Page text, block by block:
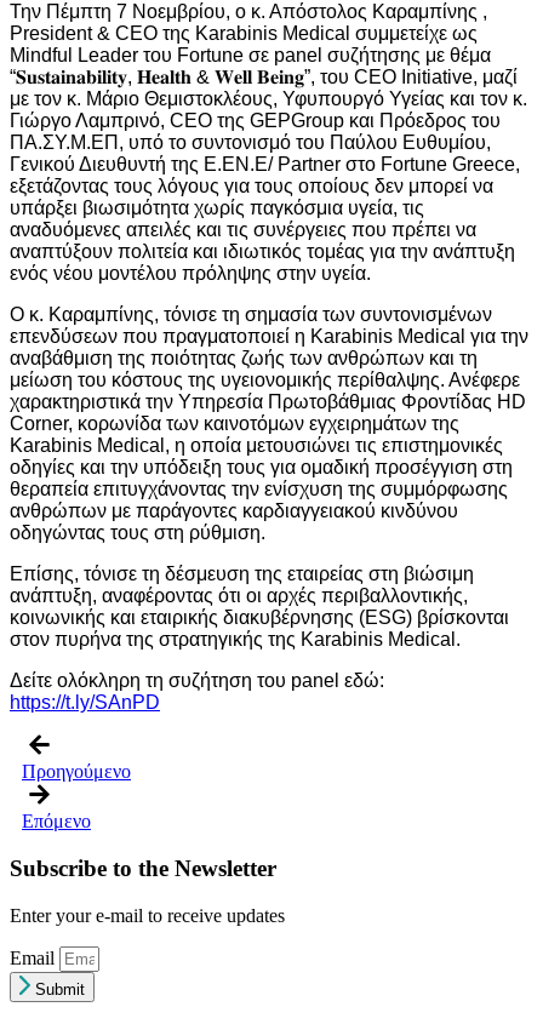
Την Πέμπτη 7 Νοεμβρίου, ο κ. Απόστολος Καραμπίνης ,
President & CEO της Karabinis Medical συμμετείχε ως
Mindful Leader του Fortune σε panel συζήτησης με θέμα
“𝐒𝐮𝐬𝐭𝐚𝐢𝐧𝐚𝐛𝐢𝐥𝐢𝐭𝐲, 𝐇𝐞𝐚𝐥𝐭𝐡 & 𝐖𝐞𝐥𝐥 𝐁𝐞𝐢𝐧𝐠”, του CEO Initiative, μαζί
με τον κ. Μάριο Θεμιστοκλέους, Υφυπουργό Υγείας και τον κ.
Γιώργο Λαμπρινό, CEO της GEPGroup και Πρόεδρος του
ΠΑ.ΣΥ.Μ.ΕΠ, υπό το συντονισμό του Παύλου Ευθυμίου,
Γενικού Διευθυντή της Ε.ΕΝ.Ε/ Partner στο Fortune Greece,
εξετάζοντας τους λόγους για τους οποίους δεν μπορεί να
υπάρξει βιωσιμότητα χωρίς παγκόσμια υγεία, τις
αναδυόμενες απειλές και τις συνέργειες που πρέπει να
αναπτύξουν πολιτεία και ιδιωτικός τομέας για την ανάπτυξη
ενός νέου μοντέλου πρόληψης στην υγεία.
Ο κ. Καραμπίνης, τόνισε τη σημασία των συντονισμένων
επενδύσεων που πραγματοποιεί η Karabinis Medical για την
αναβάθμιση της ποιότητας ζωής των ανθρώπων και τη
μείωση του κόστους της υγειονομικής περίθαλψης. Ανέφερε
χαρακτηριστικά την Υπηρεσία Πρωτοβάθμιας Φροντίδας HD
Corner, κορωνίδα των καινοτόμων εγχειρημάτων της
Κarabinis Medical, η οποία μετουσιώνει τις επιστημονικές
οδηγίες και την υπόδειξη τους για ομαδική προσέγγιση στη
θεραπεία επιτυγχάνοντας την ενίσχυση της συμμόρφωσης
ανθρώπων με παράγοντες καρδιαγγειακού κινδύνου
οδηγώντας τους στη ρύθμιση.
Επίσης, τόνισε τη δέσμευση της εταιρείας στη βιώσιμη
ανάπτυξη, αναφέροντας ότι οι αρχές περιβαλλοντικής,
κοινωνικής και εταιρικής διακυβέρνησης (ESG) βρίσκονται
στον πυρήνα της στρατηγικής της Karabinis Medical.
Δείτε ολόκληρη τη συζήτηση του panel εδώ:
https://t.ly/SAnPD
Προηγούμενο
Επόμενο
Subscribe to the Newsletter
Enter your e-mail to receive updates
Email
Submit